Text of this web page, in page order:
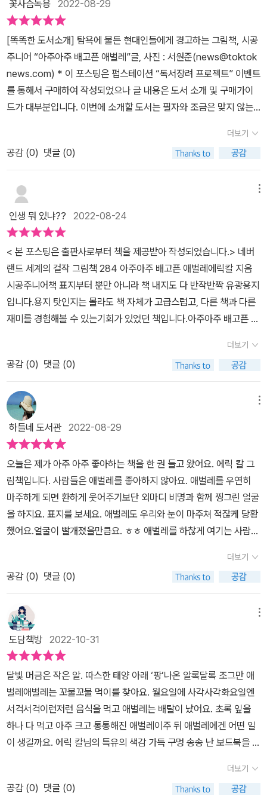
다. 어린이 독자들은 책장을 넘기며 요일 이름, 음식 이름, 수 세기, 나
비의 한살이를 익히고, 구멍에 손가락을 넣거나 털실을 애벌레처럼
통과시켜 보면서 즐거워해요. (책 속에서)​아주아주 배고픈 애벌레의
일주일을 함께 지켜보며, 아이들은 요일, 음식, 숫자 세기 등의 방법을
익힐 수 있다. ​또한 애벌레가 어떻게 나비가 되는지 그 과정도 지켜보
며 흥미롭게 읽을 수 있을 것이다. ​무엇보다 그림과 책 구성이 흥미로
워서 그림책을 재미있게 가지고 놀 수 있겠다. ​아이들이 정말 좋아할
책 #자연성장기 #유아그림책 #성장동화#The_very_hungry_cate
rpillar#글꽃송이리뷰 #북리뷰 #책리뷰#북스타그램 #책스타그램 #
bookstargram #bookish #booklover#선팔환영 #공감 #위로 #
벌레는 귀엽다. 아무튼 배가 고프면 음식을 먹고, 마음이 고프면 사람
의 정으로 채워야~~~ㅎ<출판사로부터 제공받은 도서입니다>
꽃사슴녹용 2022-08-29
[똑똑한 도서소개] 탐욕에 물든 현대인들에게 경고하는 그림책, 시공
주니어 “아주아주 배고픈 애벌레”글, 사진 : 서원준(news@toktok
news.com) * 이 포스팅은 펍스테이션 “독서장려 프로젝트” 이벤트
를 통해서 구매하여 작성되었으나 글 내용은 도서 소개 및 구매가이
드가 대부분입니다. 이번에 소개할 도서는 필자와 조금은 맞지 않는
할 당시에는 장편 소설로 생각하고 신청했으나 알고 보니 “그림책”
이라 조금 당황스러웠던 기억이 있다. 이 책에 등장하는 애벌레는 몸
집이 크지만 배는 매우 고프고 먹는 것도 가리지 않고 잘 먹지만 어느
날 너무 많이 먹어서 배탈이 나게 된다. 그 경과를 살펴보면 월요일엔
사과를 먹고, 화요일에는 배를 두개, 수요일에는 자두 세 개, 목요일에
는 딸기 네 개, 금요일에는 오렌지 다섯 개를 먹었다. 그런데도 배가
고프다. 토요일에는 초컬릿 케이크, 막대사탕, 아이스크림, 오이, 치
즈, 빵에 심지어 컵케이크까지 먹게 된다. 그날 밤, 애벌레는 탈이 나
게 된다. 배탈인 것이다. 이 그림책에서 말하려는 것은 무엇이 있을
까? 필자는 인간의 탐욕에 대해서 경고하고 있다고 본다. 현재 들려
오는 각종 신문기사를 보면 대부분 먹거리 가격이 올라간다는 소식뿐
이다. 내려간다는 소식은 없다. 이는 분명 탐욕과 연관 지을 수밖에 없
는 것이다. 전쟁 및 질병으로 인간의 삶이 어렵고 힘들더라도 지나친
탐욕은 안된다는 것이다. 도서 소개를 마치면서이번에 다룬 그림책
지 하나는 진짜 묵직한 책이다. 무서운 탐욕을 그림책 하나로 경고하
고 있는 것이다. 사람의 욕심은 끝이 없는데 이 욕심을 어디서 억제하
느냐가 관건인데 이 책은 욕심을 부리다가 탈난 애벌레를 통해서 지
나친 욕심은 화를 부른다는 사실을 강조하고 있다.
더보기
공감 (0) 댓글 (0)
인생 뭐 있냐?? 2022-08-24
< 본 포스팅은 출판사로부터 첵을 제공받아 작성되었습니다.>​ ​네버
랜드 세계의 걸작 그림책 284 아주아주 배고픈 애벌레에릭칼 지음
시공주니어​책 표지부터 뿐만 아니라 책 내지도 다 반작반짝 유광용지
입니다.용지 탓인지는 몰라도 책 자체가 고급스럽고, 다른 책과 다른
재미를 경험해볼 수 있는기회가 있었던 책입니다.아주아주 배고픈 애
애벌레는 나뭇잎 위에 작은 빛 하나로 우리에게보여지고 있네요.에벌
레는 나뭇잎이나 이슬방울들을 먹고 사는 생명체인데.그 정도로 먹이
로는 배를 채울 수가 없나봐요.먹어도 먹어도 배가 고픈가봅니다.그
식욕을 채울 수 있도록 애벌레는 월요일에는 사과를 또 다른 날에는
자두를 또 다음날에는 오렌지를그렇게 계속계속 자기 몸보다 더 큰
과일들에 구멍을 내듯이 먹어치우고 있어요.과일에 동그란 구멍이 났
어요.애벌레가 지나간 흔적은 이렇게 티가 나는데요.​하지만 욕심이
과하면 무조건 탈이 나게 마련입니다.너무 과식을 한 탓에 애벌레에
게 탈이 난거 같아요.애벌레에게는 애벌레 먹이가 있는데 욕심을 부
려서 다른 먹이를 먹으면배가 아프고 탈이 나는거죠.​​
애벌레에게는 파릇파릇 초록 잎사귀가 딱 어
울립니다.자신의 먹이를 제대로 찾아가는거죠?애벌레가 잎사귀를 먹
으면서 성장하고, 몇번의 허물을 벗으면서점점 더 몸집을 키우게 되
이 움직임은 없지만 나무의 색깔과 비슷한모습으로 나무에 대롱대롱
달려있게 되지요.또 시간이 지나고 겨울의 혹한을 겪어낸 후에는마지
막으로 화려하고 아름답고 눈이 부시게 멋짐을 뽐내는 나비의 탄생으
로마무리하게 됩니다.​꼬물꼬물 애벌레의 모습에서는 절대 상상하지
못할 정도로나비는 우리에게 아름다움의 절정을 보여줍니다.알록달
록한 화려함이 우리 눈도 황홀하게 만들어주네요.​아주아주 배고픈 애
벌레를 통해 애벌레가 나비까지의 과정을한 눈에 다채롭게 보여주는
그림책이었습니다.​
더보기
공감 (0) 댓글 (0)
하들네 도서관 2022-08-29
오늘은 제가 아주 아주 좋아하는 책을 한 권 들고 왔어요. 에릭 칼 그
림책입니다. 사람들은 애벌레를 좋아하지 않아요. 애벌레를 우연히
마주하게 되면 환하게 웃어주기보단 외마디 비명과 함께 찡그린 얼굴
을 하지요. 표지를 보세요. 애벌레도 우리와 눈이 마주쳐 적잖케 당황
했어요.얼굴이 빨개졌을만큼요. ㅎㅎ 애벌레를 하찮게 여기는 사람도
천적이 넘치는 위험한 세상에굴하지 않고 애벌레는 꿋꿋이 나아갑니
다. ​맛있는 것도 먹으며나름 인생을 즐길 줄도 알아요.​아주아주 크고
통통해진 애벌레는 이제 긴 잠을 자러 갑니다. 원없이 자고 아무것도
안하고 세상 한량같아 보이지요?하지만 그 안에서도 무척 바쁘답니
다. 애벌레는 이전과는 전혀 다른 아주 다른 모습으로 변합니다. 애벌
레의 변신은 봐도 봐도 신기하고늘 감탄하게 되는 거 같아요.​우린 가
끔 눈에 보이는대로 판단해요. 싹수가 노란 녀석은 미리 잘라 버려야
한다 생각하기도 하죠.하지만 사람도 고쳐쓸 수 있어요.눈에 보이는
게 전부가 아니기도 하고요.어른들은 가끔 문제 행동을 하는 아이를
보고'이 다음에 커서 뭐가 되려고 이러니?'라고 말합니다. 아이를 보
고 그런 생각이 든다면 아이가 이 그림책 속 애벌레라고 생각해보면
어떨까요.'이 애벌레는 커서 어떤 나비가 될까?'이렇게 기대해보는거
에요. ​지금은 세상 약하고 작고 무얼 하든 어설프지만세상 속에서 우
아한 날개짓을 하며 마음껏 날아다닐 그 날을 떠올리며애벌레를 좀
더보기
공감 (0) 댓글 (0)
도담책방 2022-10-31
달빛 머금은 작은 알. 따스한 태양 아래 ‘팡’나온 알록달록 조그만 애
벌레애벌레는 꼬물꼬물 먹이를 찾아요. 월요일에 사각사각화요일엔
서걱서걱이런저런 음식을 먹고 애벌레는 배탈이 났어요. 초록 잎을
하나 다 먹고 아주 크고 통통해진 애벌레이주 뒤 애벌레에겐 어떤 일
이 생길까요. 에릭 칼님의 특유의 색감 가득 구멍 송송 난 보드북을 지
욱 그 느낌이 강하게 전달됩니다. 아이도 재밌어 할 수 밖에 없는 보드
북 그림책. 밝은 색감 가득 어린이들에게 자연의 풍요로움을 선사해
더보기
공감 (0) 댓글 (0)